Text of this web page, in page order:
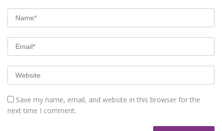
Save my name, email, and website in this browser for the
next time I comment.